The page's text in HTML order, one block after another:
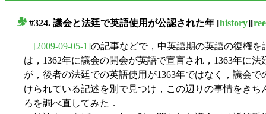
#324. 議会と法廷で英語使用が公認された年 [history][
[2009-09-05-1]の記事などで，中英語期の英語の復権
は，1362年に議会の開会が英語で宣言され，1363年に
が，後者の法廷での英語使用が1363年ではなく，議会
けられている記述を別で見つけ，この辺りの事情をき
ろを調べ直してみた．